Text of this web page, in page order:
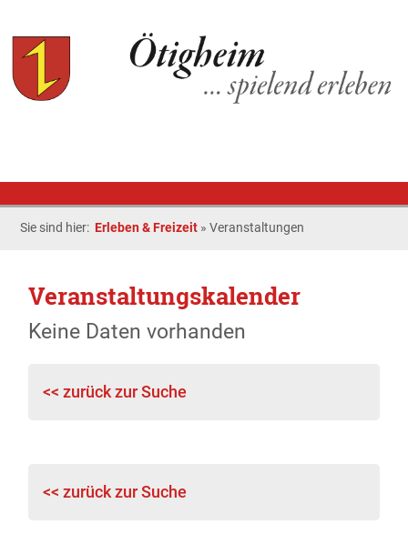
Sie sind hier: Erleben & Freizeit »Veranstaltungen
Veranstaltungskalender
Keine Daten vorhanden
<< zurück zur Suche
<< zurück zur Suche